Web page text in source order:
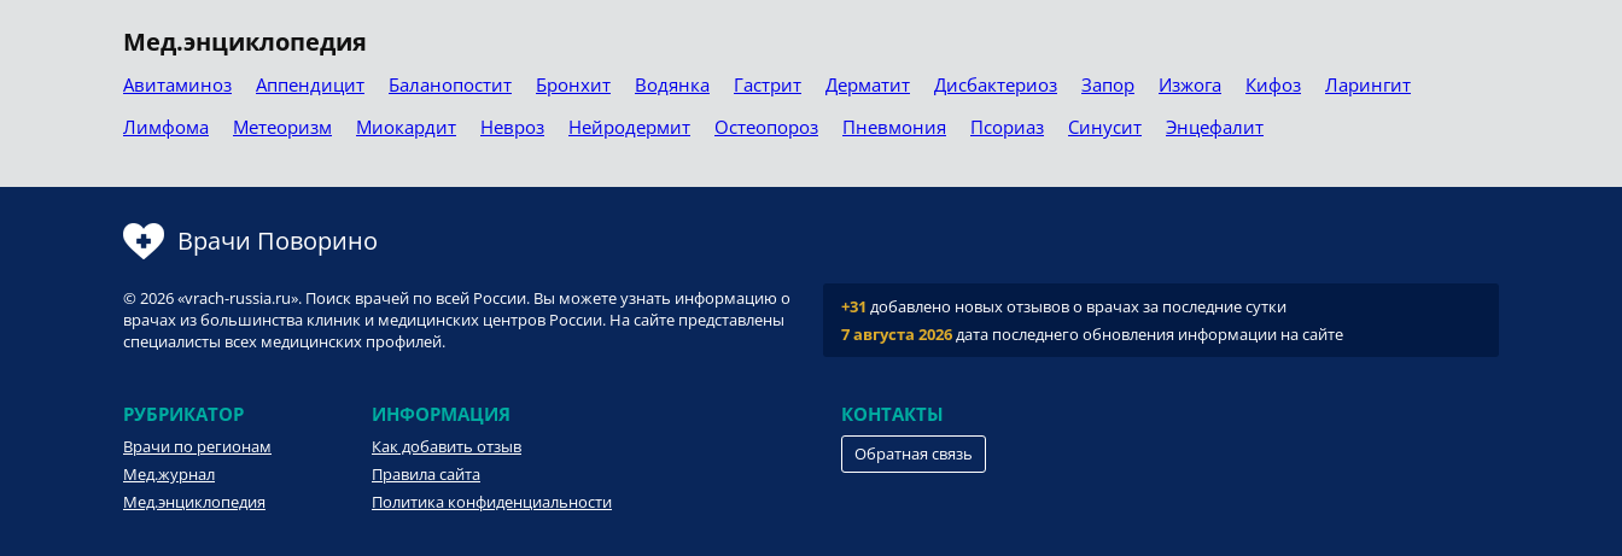
Мед.энциклопедия
Авитаминоз Аппендицит Баланопостит Бронхит Водянка Гастрит Дерматит Дисбактериоз Запор Изжога Кифоз
Ларингит
Лимфома
Метеоризм Миокардит Невроз Нейродермит Остеопороз Пневмония Псориаз Синусит Энцефалит
Врачи Поворино
© 2026 «vrach-russia.ru». Поиск врачей по всей России. Вы можете узнать информацию о
врачах из большинства клиник и медицинских центров России. На сайте представлены
специалисты всех медицинских профилей.
+31 добавлено новых отзывов о врачах за последние сутки
7 августа 2026дата последнего обновления информации на сайте
РУБРИКАТОР
Врачи по регионам
Мед.журнал
Мед.энциклопедия
ИНФОРМАЦИЯ
Как добавить отзыв
Правила сайта
Политика конфиденциальности
КОНТАКТЫ
Обратная связь